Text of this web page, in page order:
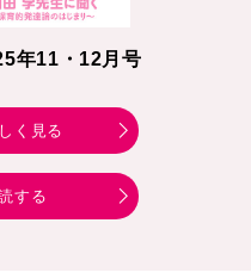
年11・12月号
く見る
する